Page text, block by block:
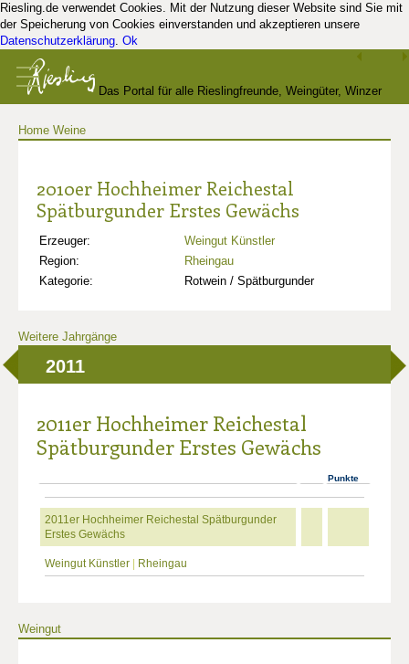
Riesling.de verwendet Cookies. Mit der Nutzung dieser Website sind Sie mit
der Speicherung von Cookies einverstanden und akzeptieren unsere
Datenschutzerklärung. Ok
Das Portal für alle Rieslingfreunde, Weingüter, Winzer
Home Weine
2010er Hochheimer Reichestal
Spätburgunder Erstes Gewächs
Erzeuger:
Weingut Künstler
Region:
Rheingau
Kategorie:
Rotwein / Spätburgunder
Weitere Jahrgänge
2011
2011er Hochheimer Reichestal
Spätburgunder Erstes Gewächs
Punkte
2011er Hochheimer Reichestal Spätburgunder
Erstes Gewächs
Weingut Künstler Rheingau
Weingut